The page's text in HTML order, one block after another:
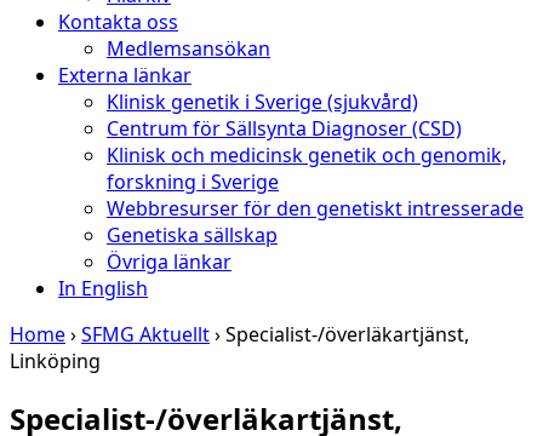
Kontakta oss
Medlemsansökan
Externa länkar
Klinisk genetik i Sverige (sjukvård)
Centrum för Sällsynta Diagnoser (CSD)
Klinisk och medicinsk genetik och genomik,
forskning i Sverige
Webbresurser för den genetiskt intresserade
Genetiska sällskap
Övriga länkar
In English
Home›SFMG Aktuellt›Specialist-/överläkartjänst,
Linköping
Specialist-/överläkartjänst,